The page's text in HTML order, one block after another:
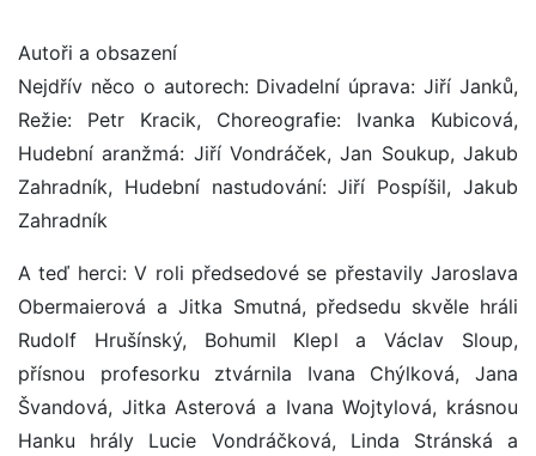
Autoři a obsazení
Nejdřív něco o autorech: Divadelní úprava: Jiří Janků,
Režie: Petr Kracik, Choreografie: Ivanka Kubicová,
Hudební aranžmá: Jiří Vondráček, Jan Soukup, Jakub
Zahradník, Hudební nastudování: Jiří Pospíšil, Jakub
Zahradník
A teď herci: V roli předsedové se přestavily Jaroslava
Obermaierová a Jitka Smutná, předsedu skvěle hráli
Rudolf Hrušínský, Bohumil Klepl a Václav Sloup,
přísnou profesorku ztvárnila Ivana Chýlková, Jana
Švandová, Jitka Asterová a Ivana Wojtylová, krásnou
Hanku hrály Lucie Vondráčková, Linda Stránská a